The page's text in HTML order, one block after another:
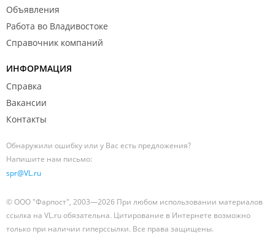
Объявления
Работа во Владивостоке
Справочник компаний
ИНФОРМАЦИЯ
Справка
Вакансии
Контакты
Обнаружили ошибку или у Вас есть предложения?
Напишите нам письмо:
spr@VL.ru
© ООО "Фарпост", 2003—2026 При любом использовании материалов
ссылка на VL.ru обязательна. Цитирование в Интернете возможно
только при наличии гиперссылки. Все права защищены.